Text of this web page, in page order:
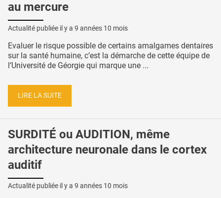
au mercure
Actualité publiée il y a 9 années 10 mois
Evaluer le risque possible de certains amalgames dentaires
sur la santé humaine, c’est la démarche de cette équipe de
l’Université de Géorgie qui marque une ...
LIRE LA SUITE
SURDITÉ ou AUDITION, même
architecture neuronale dans le cortex
auditif
Actualité publiée il y a 9 années 10 mois